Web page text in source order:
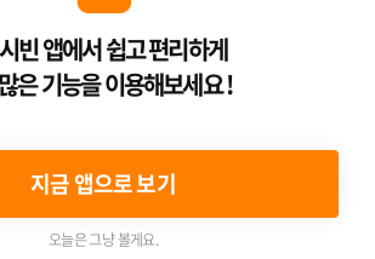
빈 앱에서 쉽고 편리하게
은 기능을 이용해보세요 !
지금 앱으로 보기
오늘은 그냥 볼게요.